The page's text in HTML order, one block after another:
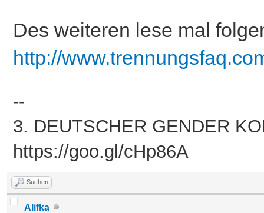
Des weiteren lese mal
http://
--
3. DEUTSCHER GENDER
https://goo.gl/cHp86A
Suchen
Alifka